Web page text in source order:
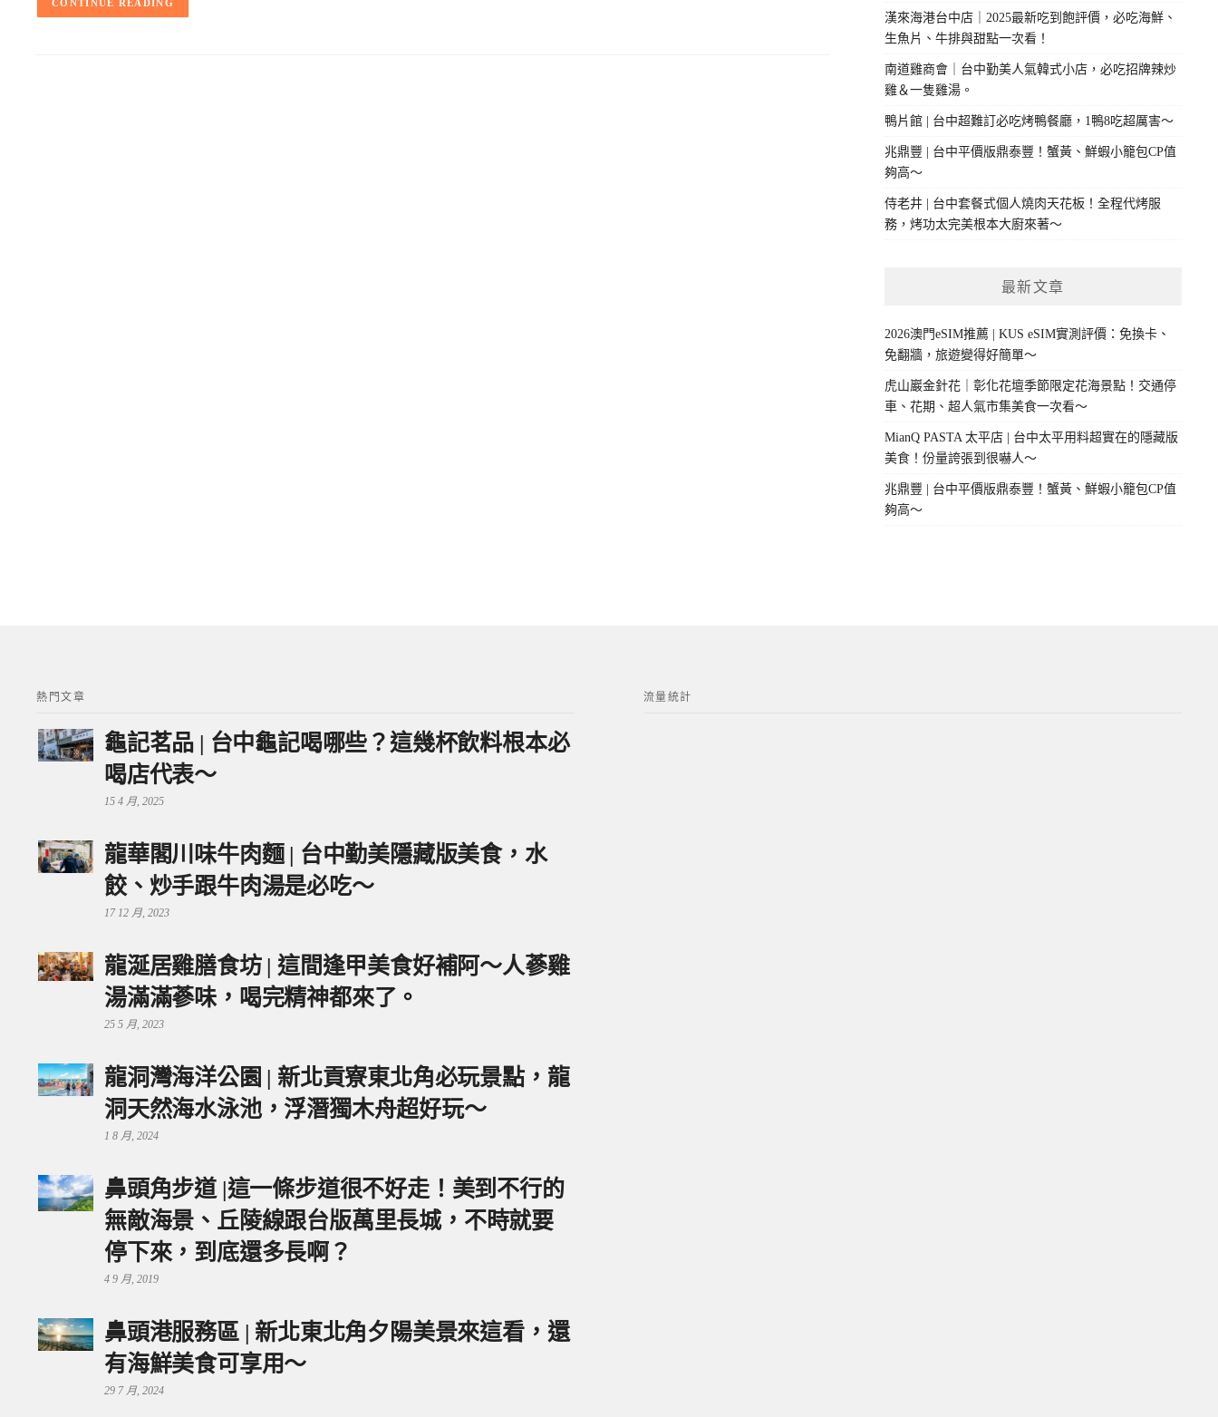
CONTINUE READING
漢來海港台中店｜2025最新吃到飽評價，必吃海鮮、
生魚片、牛排與甜點一次看！
南道雞商會｜台中勤美人氣韓式小店，必吃招牌辣炒
雞＆一隻雞湯。
鴨片館 | 台中超難訂必吃烤鴨餐廳，1鴨8吃超厲害～
兆鼎豐 | 台中平價版鼎泰豐！蟹黃、鮮蝦小籠包CP值
夠高～
侍老井 | 台中套餐式個人燒肉天花板！全程代烤服
務，烤功太完美根本大廚來著～
最新文章
2026澳門eSIM推薦 | KUS eSIM實測評價：免換卡、
免翻牆，旅遊變得好簡單～
虎山巖金針花｜彰化花壇季節限定花海景點！交通停
車、花期、超人氣市集美食一次看～
MianQ PASTA 太平店 | 台中太平用料超實在的隱藏版
美食！份量誇張到很嚇人～
兆鼎豐 | 台中平價版鼎泰豐！蟹黃、鮮蝦小籠包CP值
夠高～
熱門文章
龜記茗品 | 台中龜記喝哪些？這幾杯飲料根本必
喝店代表～
15 4 月, 2025
龍華閣川味牛肉麵 | 台中勤美隱藏版美食，水
餃、炒手跟牛肉湯是必吃～
17 12 月, 2023
龍涎居雞膳食坊 | 這間逢甲美食好補阿～人蔘雞
湯滿滿蔘味，喝完精神都來了。
25 5 月, 2023
龍洞灣海洋公園 | 新北貢寮東北角必玩景點，龍
洞天然海水泳池，浮潛獨木舟超好玩～
1 8 月, 2024
鼻頭角步道 |這一條步道很不好走！美到不行的
無敵海景、丘陵線跟台版萬里長城，不時就要
停下來，到底還多長啊？
4 9 月, 2019
鼻頭港服務區 | 新北東北角夕陽美景來這看，還
有海鮮美食可享用～
29 7 月, 2024
流量統計